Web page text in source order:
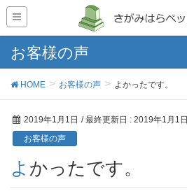
お客様の声
HOME お客様の声 よかったです。
2019年1月1日 / 最終更新日 : 2019年1月1日
お客様の声
よかったです。